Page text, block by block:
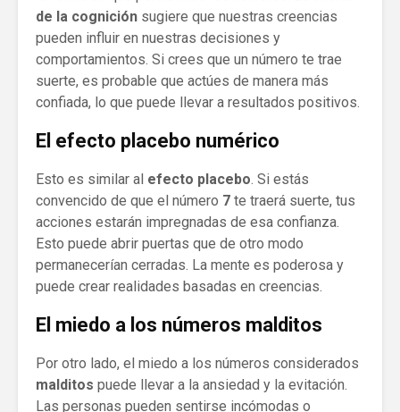
de la cognición sugiere que nuestras creencias
pueden influir en nuestras decisiones y
comportamientos. Si crees que un número te trae
suerte, es probable que actúes de manera más
confiada, lo que puede llevar a resultados positivos.
El efecto placebo numérico
Esto es similar al efecto placebo . Si estás
convencido de que el número 7 te traerá suerte, tus
acciones estarán impregnadas de esa confianza.
Esto puede abrir puertas que de otro modo
permanecerían cerradas. La mente es poderosa y
puede crear realidades basadas en creencias.
El miedo a los números malditos
Por otro lado, el miedo a los números considerados
malditos puede llevar a la ansiedad y la evitación.
Las personas pueden sentirse incómodas o